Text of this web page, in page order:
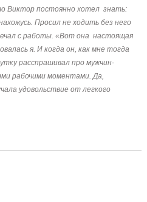
Виктор постоянно хотел знать:
Просил не ходить без него
с работы. «Вот она настоящая
я. И когда он, как мне тогда
расспрашивал про мужчин-
рабочими моментами. Да,
удовольствие от легкого